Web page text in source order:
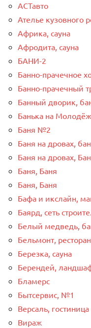
АСТавто
Ателье кузовного
Африка, сауна
Афродита, сауна
БАНИ-2
Банно-прачечное
Банно-прачечный
Банный дворик,
Банька на
Баня №2
Баня на дровах,
Баня на дровах,
Баня, Баня
Баня, Баня
Бафа и икслайн,
Баярд, сеть
Белый медведь,
Бельмонт,
Березка, сауна
Берендей,
Бламерс
Бытсервис, №1
Версаль, гостиница
Вираж